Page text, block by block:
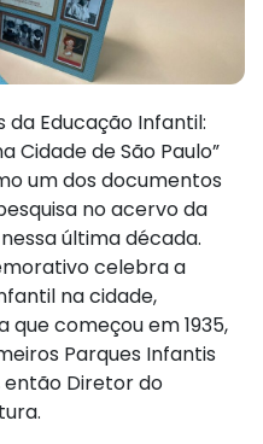
da Educação Infantil:
Cidade de São Paulo”
um dos documentos
no acervo da
última década.
celebra a
na cidade,
começou em 1935,
Parques Infantis
então Diretor do